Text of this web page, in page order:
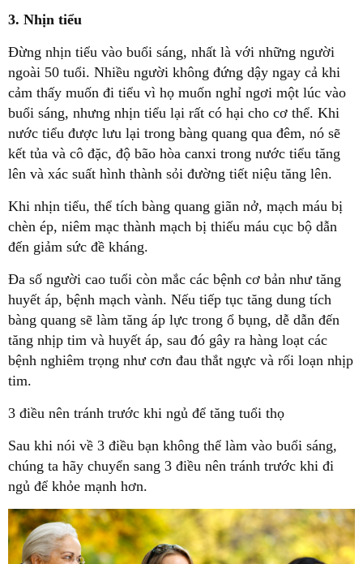
3. Nhịn tiểu
Đừng nhịn tiểu vào buổi sáng, nhất là với những người
ngoài 50 tuổi. Nhiều người không đứng dậy ngay cả khi
cảm thấy muốn đi tiểu vì họ muốn nghỉ ngơi một lúc vào
buổi sáng, nhưng nhịn tiểu lại rất có hại cho cơ thể. Khi
nước tiểu được lưu lại trong bàng quang qua đêm, nó sẽ
kết tủa và cô đặc, độ bão hòa canxi trong nước tiểu tăng
lên và xác suất hình thành sỏi đường tiết niệu tăng lên.
Khi nhịn tiểu, thể tích bàng quang giãn nở, mạch máu bị
chèn ép, niêm mạc thành mạch bị thiếu máu cục bộ dẫn
đến giảm sức đề kháng.
Đa số người cao tuổi còn mắc các bệnh cơ bản như tăng
huyết áp, bệnh mạch vành. Nếu tiếp tục tăng dung tích
bàng quang sẽ làm tăng áp lực trong ổ bụng, dễ dẫn đến
tăng nhịp tim và huyết áp, sau đó gây ra hàng loạt các
bệnh nghiêm trọng như cơn đau thắt ngực và rối loạn nhịp
tim.
3 điều nên tránh trước khi ngủ để tăng tuổi thọ
Sau khi nói về 3 điều bạn không thể làm vào buổi sáng,
chúng ta hãy chuyển sang 3 điều nên tránh trước khi đi
ngủ để khỏe mạnh hơn.